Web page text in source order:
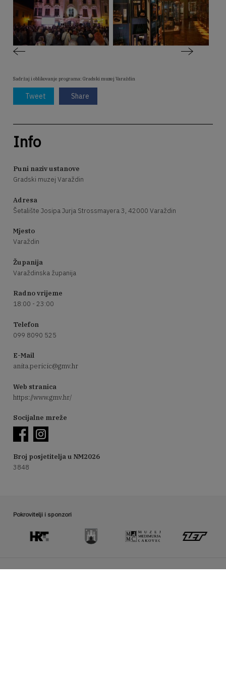
Sadržaj i oblikovanje programa: Gradski muzej Varaždin
Tweet Share
Info
Puni naziv ustanove
Gradski muzej Varaždin
Adresa
Šetalište Josipa Jurja Strossmayera 3, 42000 Varaždin
Mjesto
Varaždin
Županija
Varaždinska županija
Radno vrijeme
18:00 - 23:00
Telefon
099 8090 525
E-Mail
anita.pericic@gmv.hr
Web stranica
https://www.gmv.hr/
Socijalne mreže
Broj posjetitelja u NM2026
3848
Pokrovitelji i sponzori